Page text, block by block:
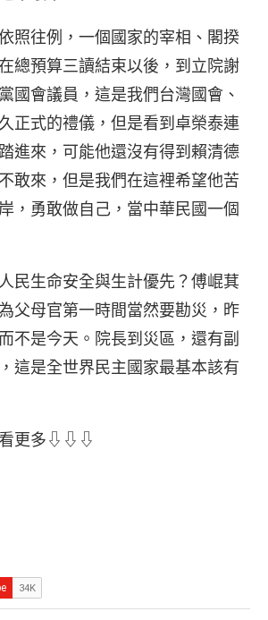
照往例，一個國家的宰相、閣揆
總預算三讀結束以後，到立院謝
國會議員，這是我們台灣國會、
正式的禮儀，但是看到卓榮泰連
進來，可能他還沒有得到賴清德
敢來，但是我們在這裡希望他苦
，勇敢做自己，當中華民國一個
民生命安全與生計優先？傅崐萁
父母官第一時間當然要勘災，昨
不是今天。院長到災區，還有副
這是全世界民主國家最基本該有
更多⇩⇩⇩